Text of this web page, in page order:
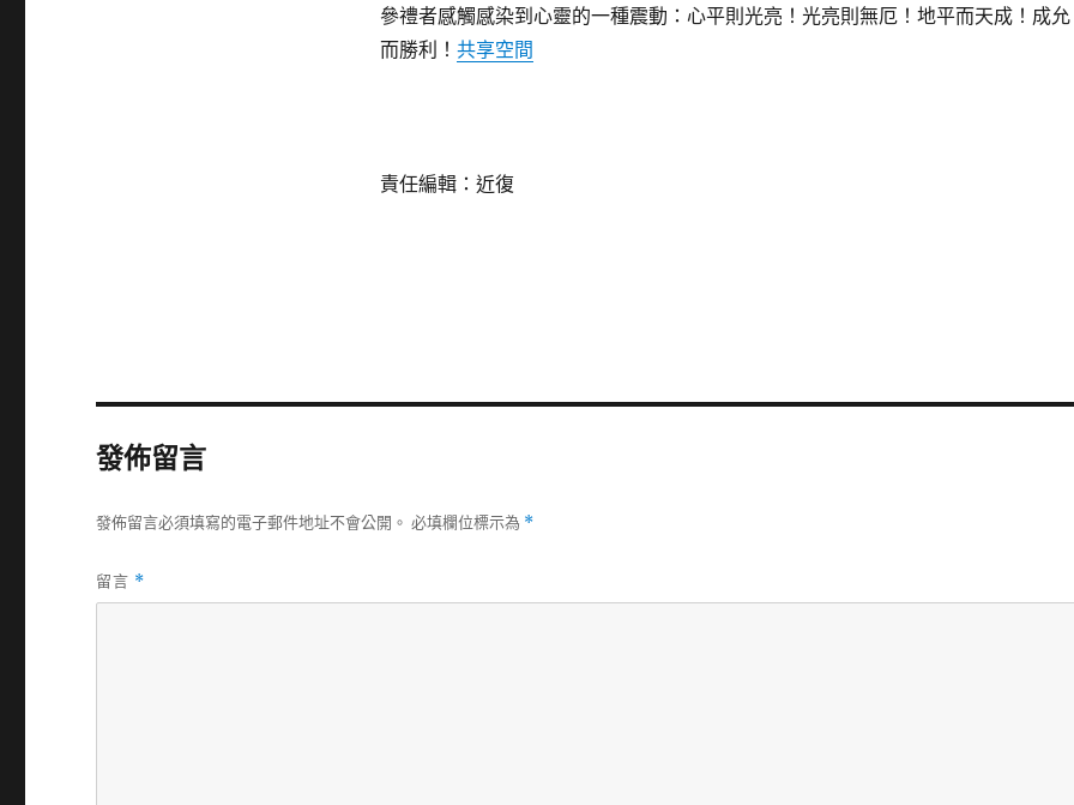
參禮者感觸感染到心靈的一種震動：心平則光亮！光亮則無厄！地平而天成！成允
而勝利！ 共享空間
責任編輯：近復
發佈留言
發佈留言必須填寫的電子郵件地址不會公開。 必填欄位標示為 *
留言 *